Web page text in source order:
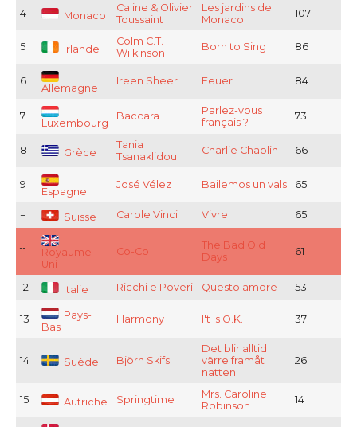
4 Monaco
Caline & Olivier
Toussaint
Les jardins de
Monaco
107
5 Irlande
Colm C.T.
Wilkinson
Born to Sing 86
6
Allemagne
Ireen Sheer Feuer 84
7
Luxembourg
Baccara
Parlez-vous
français ?
73
8 Grèce
Tania
Tsanaklidou
Charlie Chaplin 66
9
Espagne
José Vélez Bailemos un vals 65
= Suisse Carole Vinci Vivre 65
11
Royaume-
Uni
Co-Co
The Bad Old
Days
61
12 Italie Ricchi e Poveri Questo amore 53
13
Pays-
Bas
Harmony I't is O.K. 37
14 Suède Björn Skifs
Det blir alltid
värre framåt
natten
26
15 Autriche Springtime
Mrs. Caroline
Robinson
14